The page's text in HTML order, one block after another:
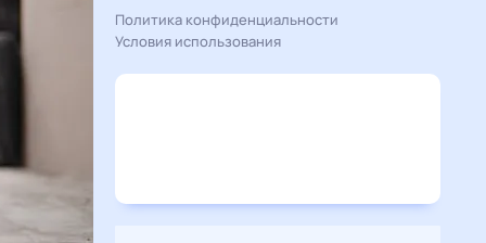
Политика конфиденциальности
Условия использования